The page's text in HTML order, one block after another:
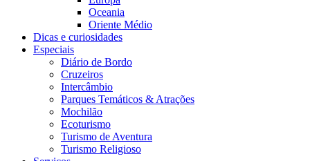
Oceania
Oriente Médio
Dicas e curiosidades
Especiais
Diário de Bordo
Cruzeiros
Intercâmbio
Parques Temáticos & Atrações
Mochilão
Ecoturismo
Turismo de Aventura
Turismo Religioso